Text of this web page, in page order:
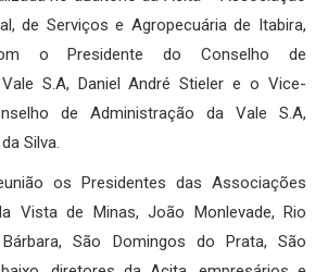
de Serviços e Agropecuária de Itabira,
o Presidente do Conselho de
S.A, Daniel André Stieler e o Vice-
de Administração da Vale S.A,
Silva.
os Presidentes das Associações
Vista de Minas, João Monlevade, Rio
São Domingos do Prata, São